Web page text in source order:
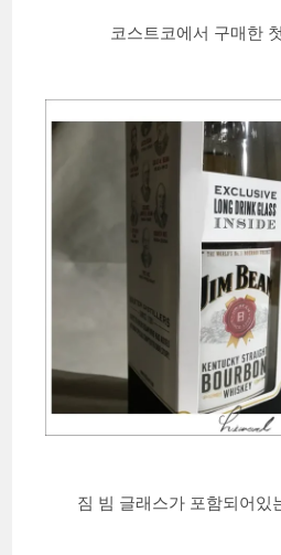
코스트코에서 구매한
짐 빔 글래스가 포함되어있